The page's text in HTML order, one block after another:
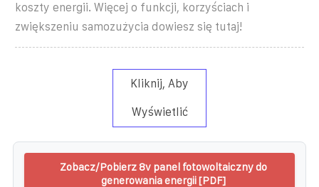
koszty energii. Więcej o funkcji, korzyściach i
zwiększeniu samozużycia dowiesz się tutaj!
Kliknij, Aby
Wyświetlić
Zobacz/Pobierz 8v panel fotowoltaiczny do
generowania energii [PDF]